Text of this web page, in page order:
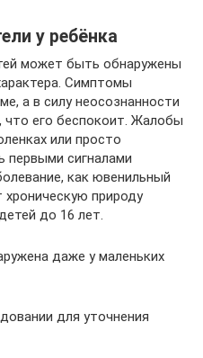
у ребёнка
может быть обнаружены
Симптомы
а в силу неосознанности
что его беспокоит. Жалобы
или просто
первыми сигналами
как ювенильный
природу
до 16 лет.
даже у маленьких
для уточнения